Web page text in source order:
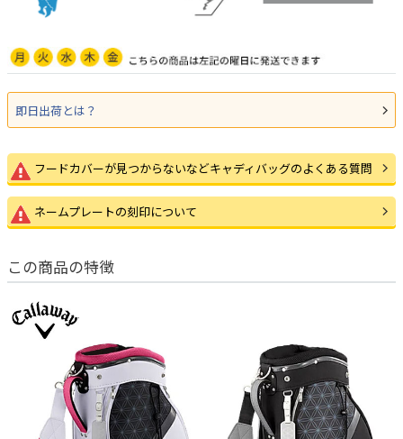
即日出荷とは？
フードカバーが見つからないなどキャディバッグのよくある質問
ネームプレートの刻印について
この商品の特徴